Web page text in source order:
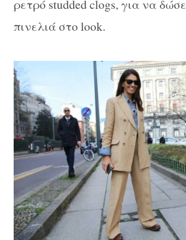
ρετρό studded clogs, για να
πινελιά στο look.